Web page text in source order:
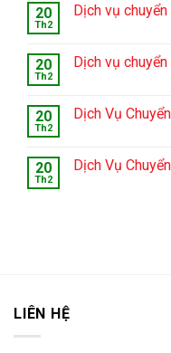
20
Th2
Dịch vụ
20
Th2
Dịch vụ
20
Th2
Dịch Vụ
20
Th2
Dịch Vụ
LIÊN HỆ